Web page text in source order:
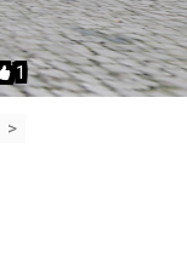
1
>